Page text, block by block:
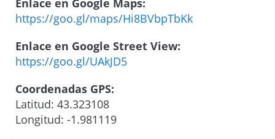
Enlace en Google Maps:
https://goo.gl/maps/Hi8BVbpTbKk
Enlace en Google Street View:
https://goo.gl/UAkJD5
Coordenadas GPS:
Latitud: 43.323108
Longitud: -1.981119